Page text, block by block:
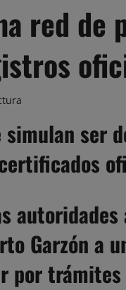
red de
simulan ser
Garzón a
por